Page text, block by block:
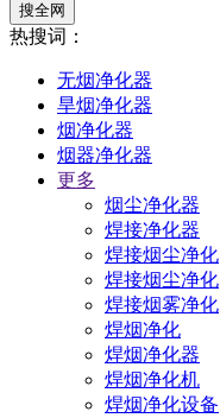
搜全网
热搜词：
无烟净化器
旱烟净化器
烟净化器
烟器净化器
更多
烟尘净化器
焊接净化器
焊接烟尘净化
焊接烟尘净化
焊接烟雾净化
焊烟净化
焊烟净化器
焊烟净化机
焊烟净化设备